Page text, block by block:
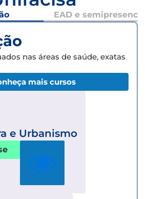
EAD e semipresencial
nas áreas de saúde, exatas
mais cursos
e Urbanismo